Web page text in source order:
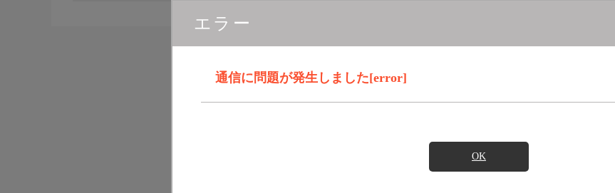
エラー
通信に問題が発生しました[error]
OK